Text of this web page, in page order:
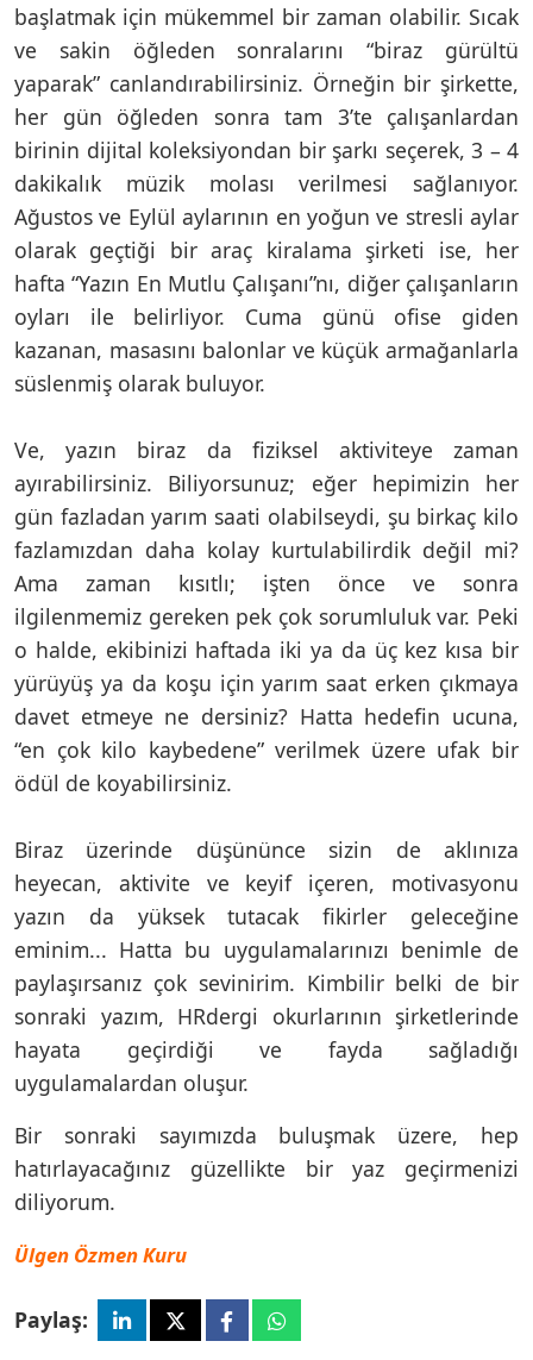
başlatmak için mükemmel bir zaman olabilir. Sıcak
ve sakin öğleden sonralarını “biraz gürültü
yaparak” canlandırabilirsiniz. Örneğin bir şirkette,
her gün öğleden sonra tam 3’te çalışanlardan
birinin dijital koleksiyondan bir şarkı seçerek, 3 – 4
dakikalık müzik molası verilmesi sağlanıyor.
Ağustos ve Eylül aylarının en yoğun ve stresli aylar
olarak geçtiği bir araç kiralama şirketi ise, her
hafta “Yazın En Mutlu Çalışanı”nı, diğer çalışanların
oyları ile belirliyor. Cuma günü ofise giden
kazanan, masasını balonlar ve küçük armağanlarla
süslenmiş olarak buluyor.
Ve, yazın biraz da fiziksel aktiviteye zaman
ayırabilirsiniz. Biliyorsunuz; eğer hepimizin her
gün fazladan yarım saati olabilseydi, şu birkaç kilo
fazlamızdan daha kolay kurtulabilirdik değil mi?
Ama zaman kısıtlı; işten önce ve sonra
ilgilenmemiz gereken pek çok sorumluluk var. Peki
o halde, ekibinizi haftada iki ya da üç kez kısa bir
yürüyüş ya da koşu için yarım saat erken çıkmaya
davet etmeye ne dersiniz? Hatta hedefin ucuna,
“en çok kilo kaybedene” verilmek üzere ufak bir
ödül de koyabilirsiniz.
Biraz üzerinde düşününce sizin de aklınıza
heyecan, aktivite ve keyif içeren, motivasyonu
yazın da yüksek tutacak fikirler geleceğine
eminim... Hatta bu uygulamalarınızı benimle de
paylaşırsanız çok sevinirim. Kimbilir belki de bir
sonraki yazım, HRdergi okurlarının şirketlerinde
hayata geçirdiği ve fayda sağladığı
uygulamalardan oluşur.
Bir sonraki sayımızda buluşmak üzere, hep
hatırlayacağınız güzellikte bir yaz geçirmenizi
diliyorum.
Ülgen Özmen Kuru
Paylaş: